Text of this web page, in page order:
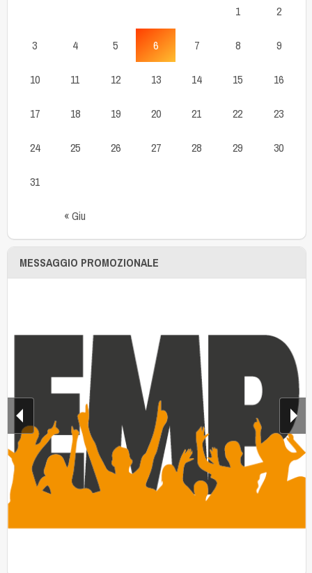
« Giu
1 2
3 4 5 6 7 8 9
10 11 12 13 14 15 16
17 18 19 20 21 22 23
24 25 26 27 28 29 30
31
MESSAGGIO PROMOZIONALE